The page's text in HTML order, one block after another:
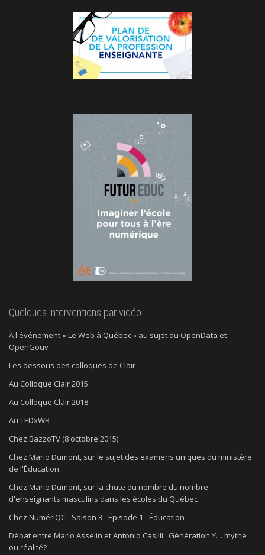
Quelques interventions par vidéo
À l'événement « Le Web à Québec » au sujet du OpenData et
OpenGouv
Les dessous des colloques de Clair
Au Colloque Clair 2015
Au Colloque Clair 2018
Au TEDxWB
Chez BazzoTV (8 octobre 2015)
Chez Mario Dumont, sur le sujet des examens uniques du ministère
de l'Éducation
Chez Mario Dumont, sur la chute du nombre du nombre
d'enseignants masculins dans les écoles du Québec
Chez NumériQC - Saison 3 - Épisode 1 - Éducation
Débat entre Mario Asselin et Antonio Casilli : Génération Y… mythe
ou réalité?